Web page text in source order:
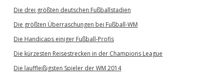
Die drei größten deutschen Fußballstadien
Die größten Überraschungen bei Fußball-WM
Die Handicaps einiger Fußball-Profis
Die kürzesten Reisestrecken in der Champions League
Die lauffleißigsten Spieler der WM 2014